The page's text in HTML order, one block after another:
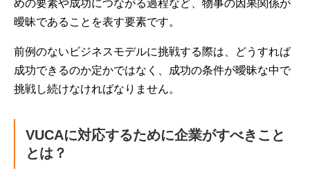
めの要素や成功につながる過程など、物事の因果関係が
曖昧であることを表す要素です。
前例のないビジネスモデルに挑戦する際は、どうすれば
成功できるのか定かではなく、成功の条件が曖昧な中で
挑戦し続けなければなりません。
VUCAに対応するために企業がすべきこと
とは？